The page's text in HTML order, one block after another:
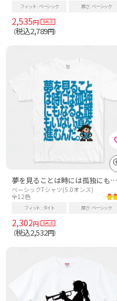
フィット ベーシック 厚さ ベーシック
2,535円
（税込2,789円）
夢を見ることは時には孤独にもなるよ誰もいない道を進むんだ。
ベーシックTシャツ(5.0オンス)
全12色
フィット タイト 厚さ ベーシック
2,302円
（税込2,532円）